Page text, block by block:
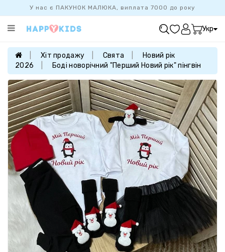
У нас є ПАКУНОК МАЛЮКА, виплата 7000 до року
Категорії
ПРОДАЖУ
БАЗОВА
КОЛЕКЦІЯ
ДІВЧАТКАМ
ХЛОПЧИКАМ
НОВОНАРОДЖЕНИМ
FAMILYLOOK
Укр
Хіт продажу Свята
Новий рік
2026
Боді новорічний "Перший Новий рік" пінгвін